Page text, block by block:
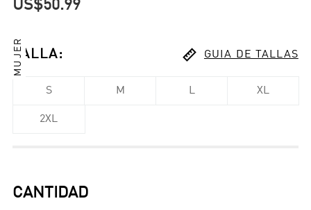
US$50.99
MUJER
TALLA:  GUIA DE TALLAS
S M L XL
2XL
CANTIDAD